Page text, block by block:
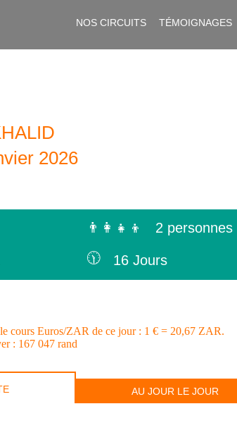
NOS CIRCUITS TÉMOIGNAGES
2026
👨‍👩‍👧‍👦
2 personnes
🕦 16 Jours
cours Euros/ZAR de ce jour : 1 € = 20,67 ZAR.
: 167 047 rand
AU JOUR LE JOUR